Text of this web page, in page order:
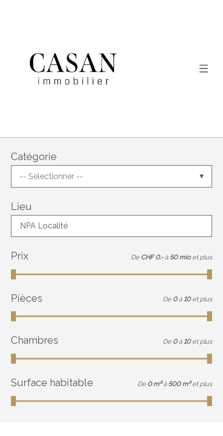
Catégorie
-- Sélectionner --
Lieu
NPA Localité
Prix De CHF 0.- à 50 mio et plus
Pièces De 0 à 10 et plus
Chambres De 0 à 10 et plus
Surface habitable De 0 m² à 500 m² et plus